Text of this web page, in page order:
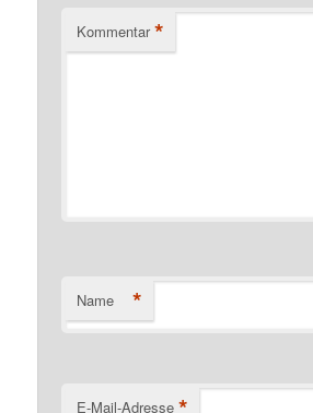
Kommentar *
Name *
E-Mail-Adresse